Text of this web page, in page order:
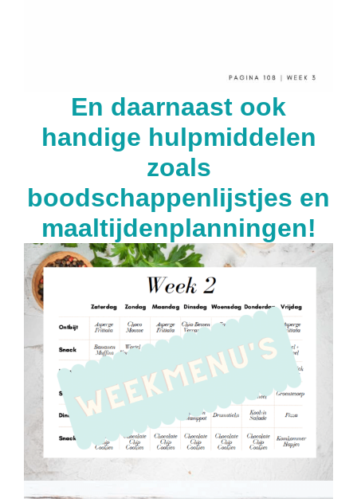
En daarnaast ook
handige hulpmiddelen
zoals
boodschappenlijstjes en
maaltijdenplanningen!